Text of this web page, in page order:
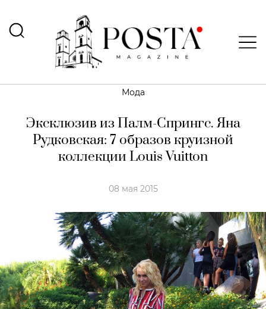
Мода
Эксклюзив из Палм-Спрингс. Яна
Рудковская: 7 образов круизной
коллекции Louis Vuitton
08 мая 2015